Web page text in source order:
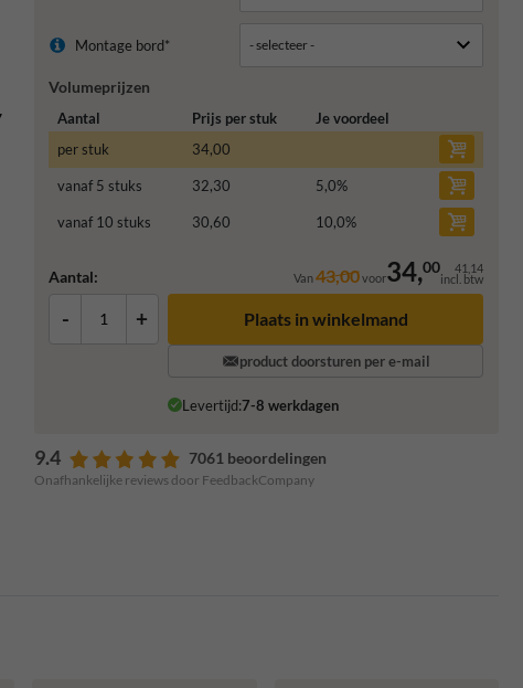
Montage bord*
Volumeprijzen
Aantal Prijs per stuk
Je voordeel
per stuk
34,00
vanaf 5 stuks 32,30 5,0%
vanaf 10 stuks 30,60 10,0%
Aantal: Van43,00voor34,00 41,14
incl. btw
- + Plaats in winkelmand
product doorsturen per e-mail
Levertijd:7-8 werkdagen
9.4 7061 beoordelingen
Onafhankelijke reviews door FeedbackCompany